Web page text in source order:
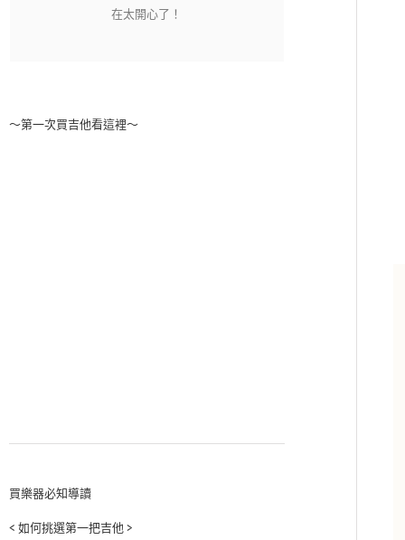
～第一次買吉他看這裡～
買樂器必知導讀
< 如何挑選第一把吉他 >